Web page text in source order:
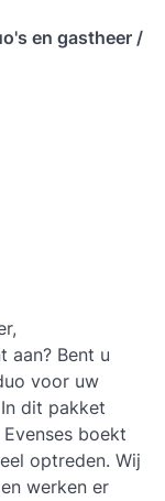
en gastheer /
aan? Bent u
voor uw
dit pakket
boekt
optreden. Wij
werken er